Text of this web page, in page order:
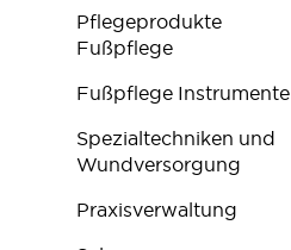
Pflegeprodukte
Fußpflege
Fußpflege Instrumente
Spezialtechniken und
Wundversorgung
Praxisverwaltung